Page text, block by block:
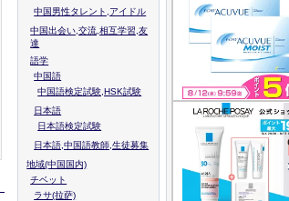
中国男性タレント,アイドル
中国出会い,交流,相互学習,友
達
語学
中国語
中国語検定試験,HSK試験
日本語
日本語検定試験
日本語,中国語教師,生徒募集
地域(中国国内)
チベット
ラサ(拉萨)